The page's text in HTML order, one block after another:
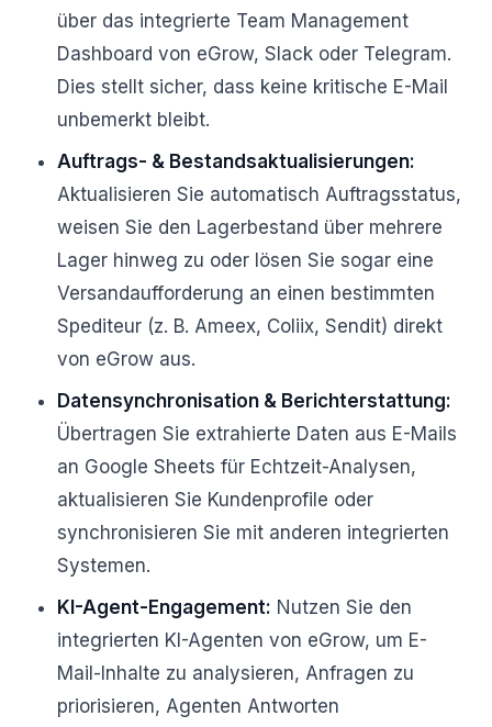
über das integrierte Team Management
Dashboard von eGrow, Slack oder Telegram.
Dies stellt sicher, dass keine kritische E-Mail
unbemerkt bleibt.
Auftrags- & Bestandsaktualisierungen:
Aktualisieren Sie automatisch Auftragsstatus,
weisen Sie den Lagerbestand über mehrere
Lager hinweg zu oder lösen Sie sogar eine
Versandaufforderung an einen bestimmten
Spediteur (z. B. Ameex, Coliix, Sendit) direkt
von eGrow aus.
Datensynchronisation & Berichterstattung:
Übertragen Sie extrahierte Daten aus E-Mails
an Google Sheets für Echtzeit-Analysen,
aktualisieren Sie Kundenprofile oder
synchronisieren Sie mit anderen integrierten
Systemen.
KI-Agent-Engagement: Nutzen Sie den
integrierten KI-Agenten von eGrow, um E-
Mail-Inhalte zu analysieren, Anfragen zu
priorisieren, Agenten Antworten